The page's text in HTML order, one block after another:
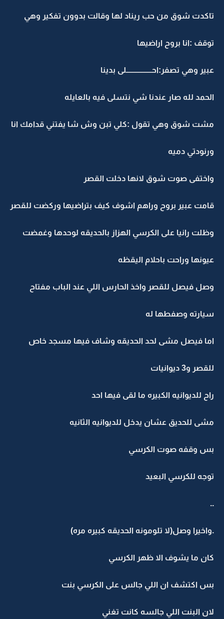
تاكدت شوق من حب ريناد لها وقالت بدوون تفكير وهي
توقف :انا بروح اراضيها
عبير وهي تصفر:احـــــــــــــــــلى بدينا
الحمد لله صار عندنا شي نتسلى فيه بالعايله
مشت شوق وهي تقول :كلي تبن وش شا يفتني قدامك انا
ورنودتي دميه
واختفى صوت شوق لانها دخلت القصر
قامت عبير بروح وراهم اشوف كيف بتراضيها وركضت للقصر
وظلت رانيا على الكرسي الهزاز بالحديقه لوحدها وغمضت
عيونها وراحت باحلام اليقظه
وصل فيصل للقصر واخذ الحارس اللي عند الباب مفتاح
سيارته وصفطها له
اما فيصل مشى لحد الحديقه وشاف فيها مسجد خاص
للقصر و3 ديوانيات
راح للديوانيه الكبيره ما لقى فيها احد
مشى للحديق عشان يدخل للديوانيه الثانيه
بس وقفه صوت الكرسي
توجه للكرسي البعيد
..
.واخيرا وصل(لا تلومونه الحديقه كبيره مره)
كان ما يشوف الا ظهر الكرسي
بس اكتشف ان اللي جالس على الكرسي بنت
لان البنت اللي جالسه كانت تغني